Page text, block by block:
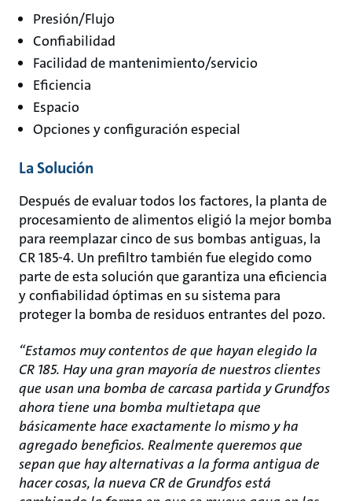
Presión/Flujo
Confiabilidad
Facilidad de mantenimiento/servicio
Eficiencia
Espacio
Opciones y configuración especial
La Solución
Después de evaluar todos los factores, la planta de
procesamiento de alimentos eligió la mejor bomba
para reemplazar cinco de sus bombas antiguas, la
CR 185-4. Un prefiltro también fue elegido como
parte de esta solución que garantiza una eficiencia
y confiabilidad óptimas en su sistema para
proteger la bomba de residuos entrantes del pozo.
“Estamos muy contentos de que hayan elegido la
CR 185. Hay una gran mayoría de nuestros clientes
que usan una bomba de carcasa partida y Grundfos
ahora tiene una bomba multietapa que
básicamente hace exactamente lo mismo y ha
agregado beneficios. Realmente queremos que
sepan que hay alternativas a la forma antigua de
hacer cosas, la nueva CR de Grundfos está